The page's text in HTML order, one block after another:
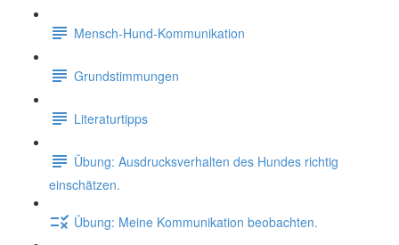
Mensch-Hund-Kommunikation
Grundstimmungen
Literaturtipps
Übung: Ausdrucksverhalten des Hundes richtig
einschätzen.
Übung: Meine Kommunikation beobachten.